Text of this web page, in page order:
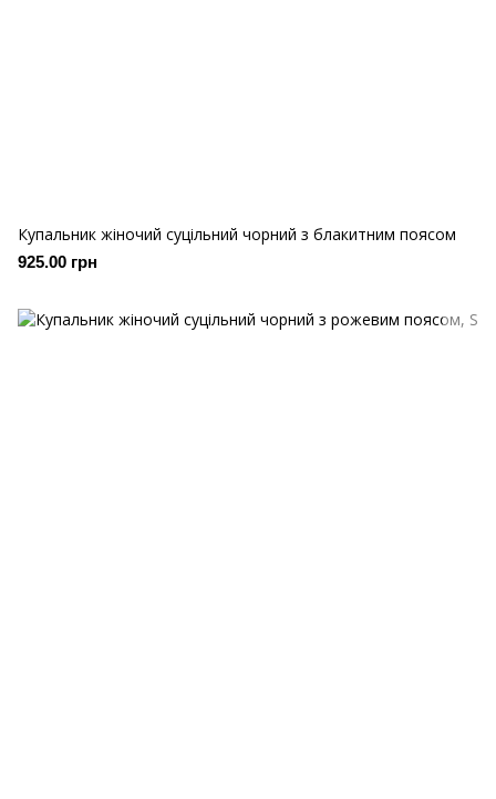
Купальник жіночий суцільний чорний з блакитним поясом
925.00 грн